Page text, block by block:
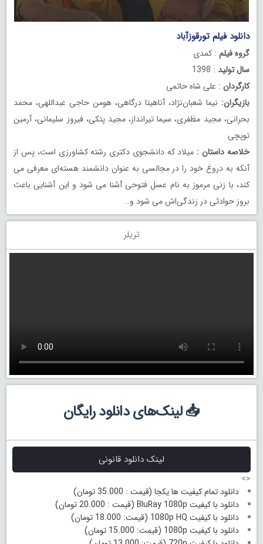
دانلود فیلم تورقوزآباد
گروه فیلم : کمدی
سال تولید : 1398
کارگردان : علی شاه حاتمی
بازیگران: نیما شعبان‌نژاد، آناهیتا درگاهی، هومن حاجی عبداللهی، محمد
بحرانی، مجید مظفری، سیما تیرانداز، مجید پتکی، فیروز سلیمانی، آرمین
توپچی
خلاصه داستان : میلاد که دانشجوی دکتری رشته کشاورزی است، پس از
آنکه به دروغ خود را در مجالسی به عنوان دانشمند هسته‌ای معرفی می
کند، با زنی مرموز به نام عسل فتوحی آشنا می شود و این آشنایی باعث
بروز حوادثی در زندگی‌اش می شود و…
تریلر
📥 لینک‌های دانلود رایگان
لینک دانلود قانونی
<>
دانلود تمام کیفیت ها یکجا (قیمت : 35.000 تومان)
دانلود با کیفیت BluRay 1080p (قیمت : 20.000 تومان)
دانلود با کیفیت 1080p HQ (قیمت: 18.000 تومان)
دانلود با کیفیت 1080p (قیمت: 15.000 تومان)